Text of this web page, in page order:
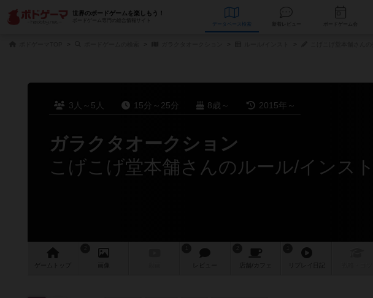
世界のボードゲームを楽しもう！
ボードゲーム専門の総合情報サイト
データベース
3人～5人 15分～25分 8歳～ 2015年～
ガラクタオークション
こげこげ堂本舗さんのルール/インスト
ゲーム 画像 レビュー 店舗/ カフェ